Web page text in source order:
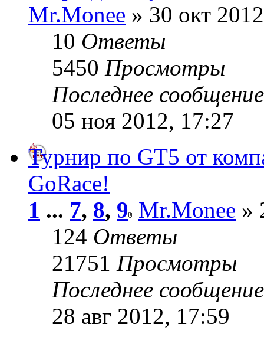
Mr.Monee » 30 окт
10 Ответы
5450 Просмотры
Последнее
05 ноя 2012, 17:27
Турнир по GT5 от
GoRace!
1 ... 7, 8, 9 Mr.Monee »
124 Ответы
21751 Просмотры
Последнее
28 авг 2012, 17:59